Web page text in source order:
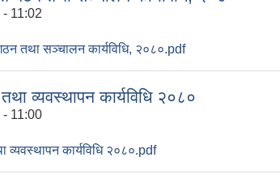
11:02
तथा सञ्चालन कार्यविधि, २०८०.pdf
व्यवस्थापन कार्यविधि २०८०
11:00
कार्यविधि २०८०.pdf